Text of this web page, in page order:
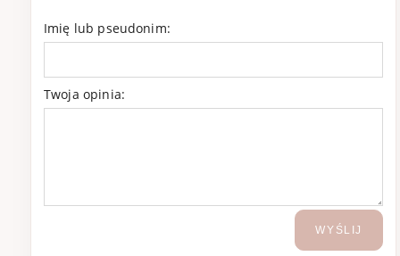
Imię lub pseudonim:
Twoja opinia:
WYŚLIJ